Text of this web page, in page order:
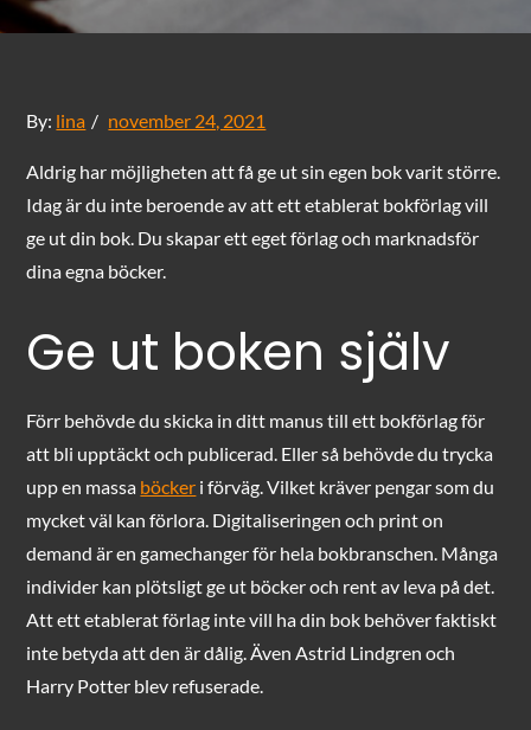
By: lina
Posted
november 24, 2021
Aldrig har möjligheten att få ge ut sin egen bok varit större.
Idag är du inte beroende av att ett etablerat bokförlag vill
ge ut din bok. Du skapar ett eget förlag och marknadsför
dina egna böcker.
Ge ut boken själv
Förr behövde du skicka in ditt manus till ett bokförlag för
att bli upptäckt och publicerad. Eller så behövde du trycka
upp en massa böcker i förväg. Vilket kräver pengar som du
mycket väl kan förlora. Digitaliseringen och print on
demand är en gamechanger för hela bokbranschen. Många
individer kan plötsligt ge ut böcker och rent av leva på det.
Att ett etablerat förlag inte vill ha din bok behöver faktiskt
inte betyda att den är dålig. Även Astrid Lindgren och
Harry Potter blev refuserade.